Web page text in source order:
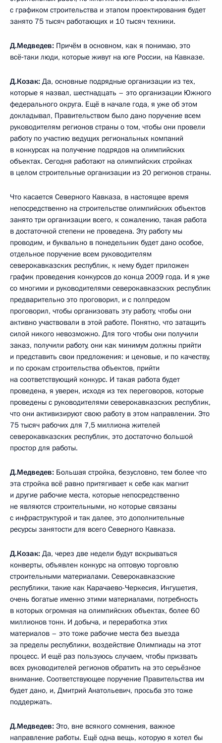
с графиком строительства и этапом проектирования будет
занято 75 тысяч работающих и 10 тысяч техники.
Д.Медведев: Причём в основном, как я понимаю, это
всё‑таки люди, которые живут на юге России, на Кавказе.
Д.Козак: Да, основные подрядные организации из тех,
которые я назвал, шестнадцать – это организации Южного
федерального округа. Ещё в начале года, я уже об этом
докладывал, Правительством было дано поручение всем
руководителям регионов страны о том, чтобы они провели
работу по участию ведущих региональных компаний
в конкурсах на получение подрядов на олимпийских
объектах. Сегодня работают на олимпийских стройках
в целом строительные организации из 20 регионов страны.
Что касается Северного Кавказа, в настоящее время
непосредственно на строительстве олимпийских объектов
занято три организации всего, к сожалению, такая работа
в достаточной степени не проведена. Эту работу мы
проводим, и буквально в понедельник будет дано особое,
отдельное поручение всем руководителям
северокавказских республик, к нему будет приложен
график проведения конкурсов до конца 2009 года. И я уже
со многими и руководителями северокавказских республик
предварительно это проговорил, и с полпредом
проговорил, чтобы организовать эту работу, чтобы они
активно участвовали в этой работе. Понятно, что затащить
силой никого невозможно. Для того чтобы они получили
заказ, получили работу, они как минимум должны прийти
и представить свои предложения: и ценовые, и по качеству,
и по срокам строительства объектов, прийти
на соответствующий конкурс. И такая работа будет
проведена, я уверен, исходя из тех переговоров, которые
проведены с руководителями северокавказских республик,
что они активизируют свою работу в этом направлении. Это
75 тысяч рабочих для 7,5 миллиона жителей
северокавказских республик, это достаточно большой
простор для работы.
Д.Медведев: Большая стройка, безусловно, тем более что
эта стройка всё равно притягивает к себе как магнит
и другие рабочие места, которые непосредственно
не являются строительными, но которые связаны
с инфраструктурой и так далее, это дополнительные
ресурсы занятости для всего Северного Кавказа.
Д.Козак: Да, через две недели будут вскрываться
конверты, объявлен конкурс на оптовую торговлю
строительными материалами. Северокавказские
республики, такие как Карачаево-Черкесия, Ингушетия,
очень богатые именно этими материалами, потребность
в которых огромная на олимпийских объектах, более 60
миллионов тонн. И добыча, и переработка этих
материалов – это тоже рабочие места без выезда
за пределы республики, воздействие Олимпиады на этот
процесс. И ещё раз пользуюсь случаем, чтобы призвать
всех руководителей регионов обратить на это серьёзное
внимание. Соответствующее поручение Правительства им
будет дано, и, Дмитрий Анатольевич, просьба это тоже
поддержать.
Д.Медведев: Это, вне всякого сомнения, важное
направление работы. Ещё одна вещь, которую я хотел бы